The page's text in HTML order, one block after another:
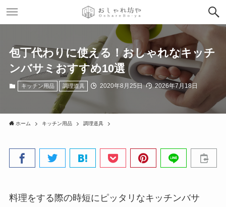
包丁代わりに使える！おしゃれなキッチ
ンバサミおすすめ10選
キッチン用品 調理道具 2020年8月25日 2026年7月18日
ホーム キッチン用品 調理道具
料理をする際の時短にピッタリなキッチンバサ